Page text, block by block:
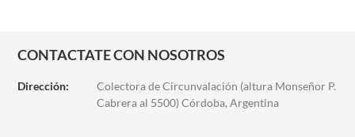
CONTACTATE CON NOSOTROS
Dirección:
Colectora de Circunvalación (altura Monseñor P.
Cabrera al 5500) Córdoba, Argentina